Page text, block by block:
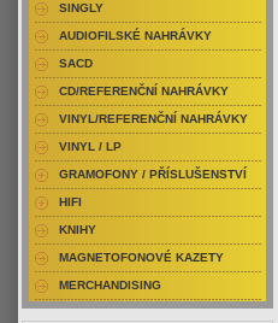
SINGLY
AUDIOFILSKÉ NAHRÁVKY
SACD
CD/REFERENČNÍ NAHRÁVKY
VINYL/REFERENČNÍ NAHRÁVKY
VINYL / LP
GRAMOFONY / PŘÍSLUŠENSTVÍ
HIFI
KNIHY
MAGNETOFONOVÉ KAZETY
MERCHANDISING